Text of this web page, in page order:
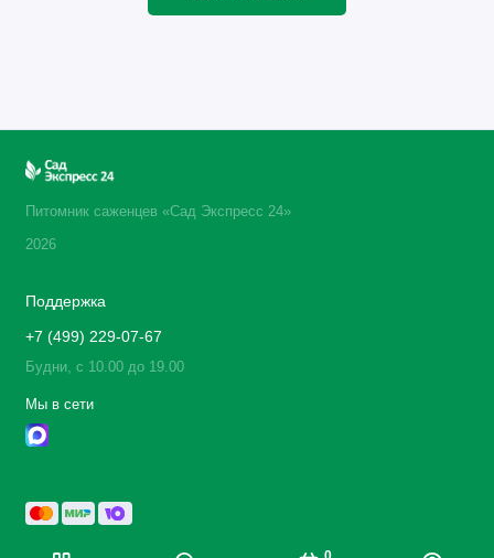
Питомник саженцев «Сад Экспресс 24»
2026
Поддержка
+7 (499) 229-07-67
Будни, с 10.00 до 19.00
Мы в сети